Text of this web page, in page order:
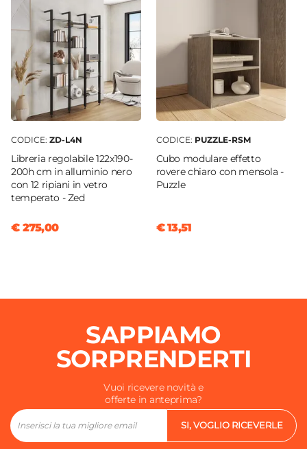
CODICE: ZD-L4N
Libreria regolabile 122x190-
200h cm in alluminio nero
con 12 ripiani in vetro
temperato - Zed
€ 275,00
CODICE: PUZZLE-RSM
Cubo modulare effetto
rovere chiaro con mensola -
Puzzle
€ 13,51
SAPPIAMO
SORPRENDERTI
Vuoi ricevere novità e
offerte in anteprima?
SI, VOGLIO RICEVERLE